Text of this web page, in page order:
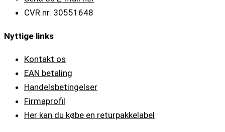
CVR.nr. 30551648
Nyttige links
Kontakt os
EAN betaling
Handelsbetingelser
Firmaprofil
Her kan du købe en returpakkelabel